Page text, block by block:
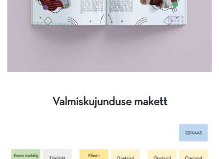
Valmiskujunduse makett